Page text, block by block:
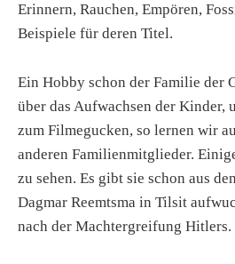
Erinnern, Rauchen, Empören,
Beispiele für deren Titel.
Ein Hobby schon der Familie der
über das Aufwachsen der Kinder,
zum Filmegucken, so lernen wir
anderen Familienmitglieder.
zu sehen. Es gibt sie schon aus
Dagmar Reemtsma in Tilsit
nach der Machtergreifung Hitlers.